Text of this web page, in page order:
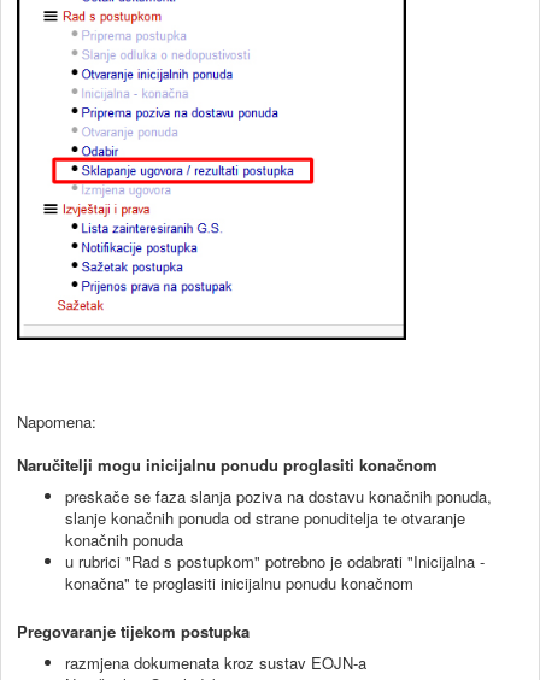
Napomena:
Naručitelji mogu inicijalnu ponudu proglasiti konačnom
preskače se faza slanja poziva na dostavu konačnih ponuda,
slanje konačnih ponuda od strane ponuditelja te otvaranje
konačnih ponuda
u rubrici "Rad s postupkom" potrebno je odabrati "Inicijalna -
konačna" te proglasiti inicijalnu ponudu konačnom
Pregovaranje tijekom postupka
razmjena dokumenata kroz sustav EOJN-a